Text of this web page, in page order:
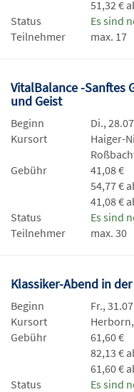
51,32 €
Status
Es sind
Teilnehmer
max. 17
VitalBalance -Sanftes
und Geist
Beginn
Di.,
Kursort
Haiger-
Gebühr
41,08 €
54,77 €
41,08 €
Status
Es sind
Teilnehmer
max. 30
Klassiker-Abend in
Beginn
Fr.,
Kursort
Gebühr
61,60 €
82,13 €
61,60 €
Status
Es sind